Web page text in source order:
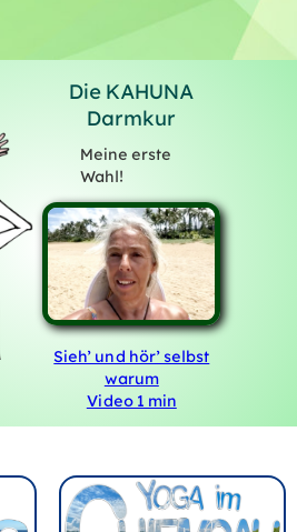
Die KAHUNA
Darmkur
Meine erste
Wahl!
Sieh' und hör' selbst
warum
Video 1 min